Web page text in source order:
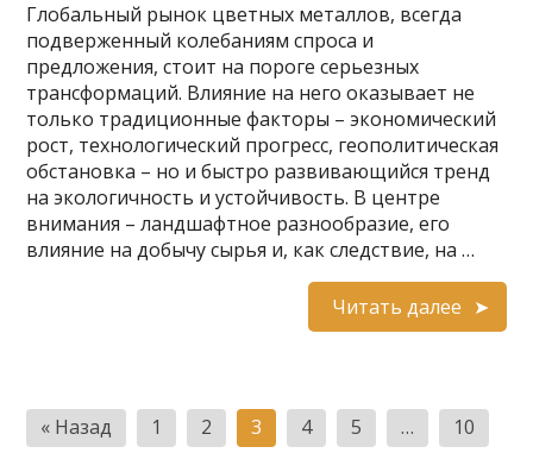
Глобальный рынок цветных металлов, всегда
подверженный колебаниям спроса и
предложения, стоит на пороге серьезных
трансформаций. Влияние на него оказывает не
только традиционные факторы – экономический
рост, технологический прогресс, геополитическая
обстановка – но и быстро развивающийся тренд
на экологичность и устойчивость. В центре
внимания – ландшафтное разнообразие, его
влияние на добычу сырья и, как следствие, на …
Читать далее
Пагинация
« Назад 1 2 3 4 5 … 10